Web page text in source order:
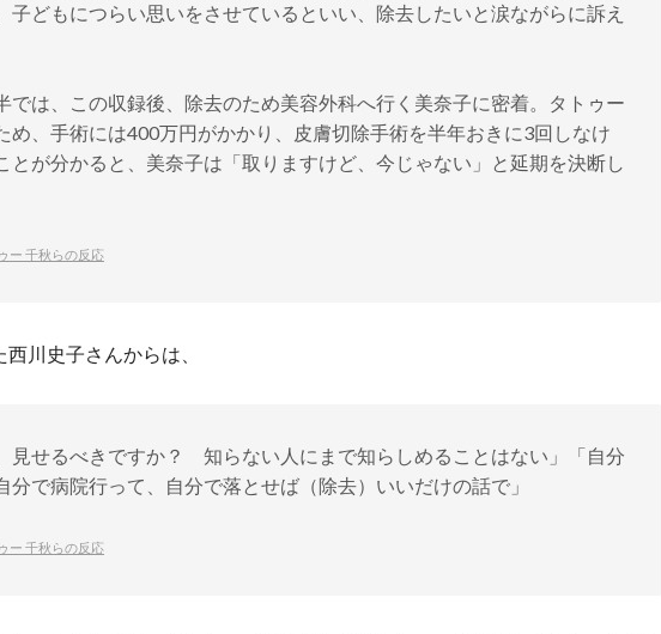
子どもにつらい思いをさせているといい、除去したいと涙ながらに訴え
では、この収録後、除去のため美容外科へ行く美奈子に密着。タトゥー
め、手術には400万円がかかり、皮膚切除手術を半年おきに3回しなけ
とが分かると、美奈子は「取りますけど、今じゃない」と延期を決断し
ー 千秋らの反応
川史子さんからは、
見せるべきですか？ 知らない人にまで知らしめることはない」「自分
分で病院行って、自分で落とせば（除去）いいだけの話で」
ー 千秋らの反応